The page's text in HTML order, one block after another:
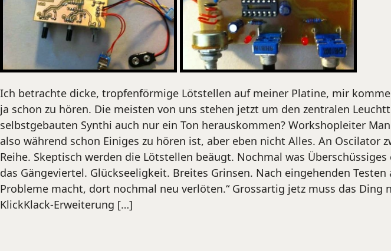
Ich betrachte dicke, tropfenförmige Lötstellen auf meiner Platine, mir
ja schon zu hören. Die meisten von uns stehen jetzt um den zentralen
selbstgebauten Synthi auch nur ein Ton herauskommen? Workshopleiter
also während schon Einiges zu hören ist, aber eben nicht Alles. An
Reihe. Skeptisch werden die Lötstellen beäugt. Nochmal was
das Gängeviertel. Glückseeligkeit. Breites Grinsen. Nach eingehenden
Probleme macht, dort nochmal neu verlöten.“ Grossartig jetz muss das
KlickKlack-Erweiterung […]